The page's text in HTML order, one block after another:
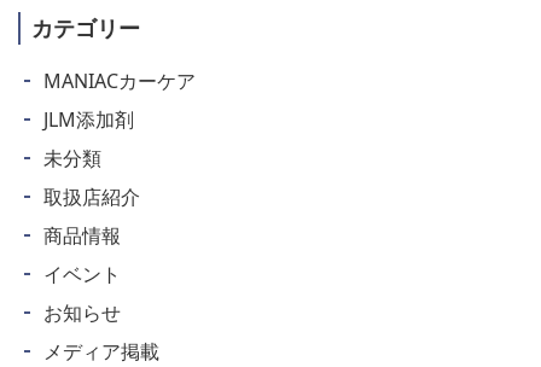
カテゴリー
MANIACカーケア
JLM添加剤
未分類
取扱店紹介
商品情報
イベント
お知らせ
メディア掲載